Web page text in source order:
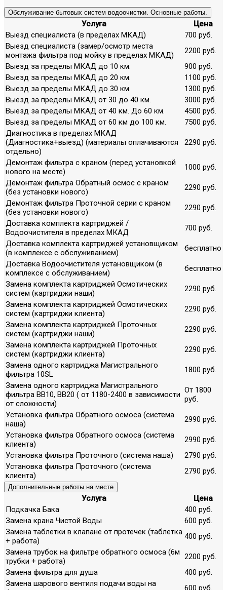
Обслуживание бытовых систем водоочистки. Основные работы.
Услуга
Цена
Выезд специалиста (в пределах МКАД)
700 руб.
Выезд специалиста (замер/осмотр места
монтажа фильтра под мойку в пределах МКАД)
2200 руб.
Выезд за пределы МКАД до 10 км.
900 руб.
Выезд за пределы МКАД до 20 км.
1100 руб.
Выезд за пределы МКАД до 30 км.
1300 руб.
Выезд за пределы МКАД от 30 до 40 км.
3000 руб.
Выезд за пределы МКАД от 40 км. До 60 км.
4500 руб.
Выезд за пределы МКАД от 60 км до 100 км.
7500 руб.
Диагностика в пределах МКАД
(Диагностика+выезд) (материалы оплачиваются
отдельно)
2290 руб.
Демонтаж фильтра с краном (перед установкой
нового на месте)
1000 руб.
Демонтаж фильтра Обратный осмос с краном
(без установки нового)
2290 руб.
Демонтаж фильтра Проточной серии с краном
(без установки нового)
2290 руб.
Доставка комплекта картриджей /
Водоочистителя в пределах МКАД
700 руб.
Доставка комплекта картриджей установщиком
(в комплексе с обслуживанием)
бесплатно
Доставка Водоочистителя установщиком (в
комплексе с обслуживанием)
бесплатно
Замена комплекта картриджей Осмотических
систем (картриджи наши)
2290 руб.
Замена комплекта картриджей Осмотических
систем (картриджи клиента)
2290 руб.
Замена комплекта картриджей Проточных
систем (картриджи наши)
2290 руб.
Замена комплекта картриджей Проточных
систем (картриджи клиента)
2290 руб.
Замена одного картриджа Магистрального
фильтра 10SL
1800 руб.
Замена одного картриджа Магистрального
фильтра ВВ10, ВВ20 ( от 1180-2400 в зависимости
от сложности)
От 1800
руб.
Установка фильтра Обратного осмоса (система
наша)
2990 руб.
Установка фильтра Обратного осмоса (система
клиента)
2990 руб.
Установка фильтра Проточного (система наша)
2790 руб.
Установка фильтра Проточного (система
клиента)
2790 руб.
Дополнительные работы на месте
Услуга
Цена
Подкачка Бака
400 руб.
Замена крана Чистой Воды
600 руб.
Замена таблетки в клапане от протечек (таблетка
+ работа)
400 руб.
Замена трубок на фильтре обратного осмоса (6м
трубки + работа)
2200 руб.
Замена фильтра для душа
400 руб.
Замена шарового вентиля подачи воды на
600 руб.